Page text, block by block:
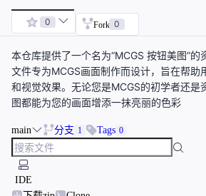
0 Fork 0
本仓库提供了一个名为“MCGS 按钮美图”
文件专为MCGS画面制作而设计，旨在帮助
和视觉效果。无论您是MCGS的初学者还是
图都能为您的画面增添一抹亮丽的色彩
main 分支 1 Tags 0
IDE